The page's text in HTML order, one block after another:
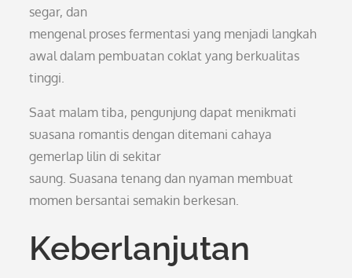
segar, dan
mengenal proses fermentasi yang menjadi langkah
awal dalam pembuatan coklat yang berkualitas
tinggi.
Saat malam tiba, pengunjung dapat menikmati
suasana romantis dengan ditemani cahaya
gemerlap lilin di sekitar
saung. Suasana tenang dan nyaman membuat
momen bersantai semakin berkesan.
Keberlanjutan